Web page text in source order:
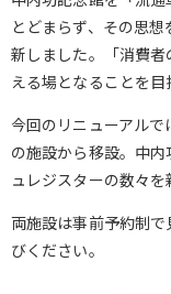
とどまらず、その思
新しました。「消費
える場となることを目
今回のリニューアル
の施設から移設。中
ュレジスターの数々を
両施設は事前予約制
びください。